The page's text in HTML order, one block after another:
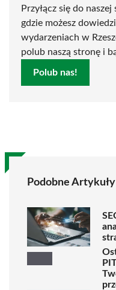
Przyłącz się do
gdzie możesz
wydarzeniach w
polub naszą stronę i
Polub nas!
Podobne Artykuły